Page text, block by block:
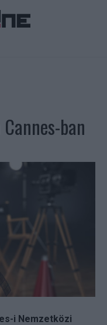
ban
i Nemzetközi